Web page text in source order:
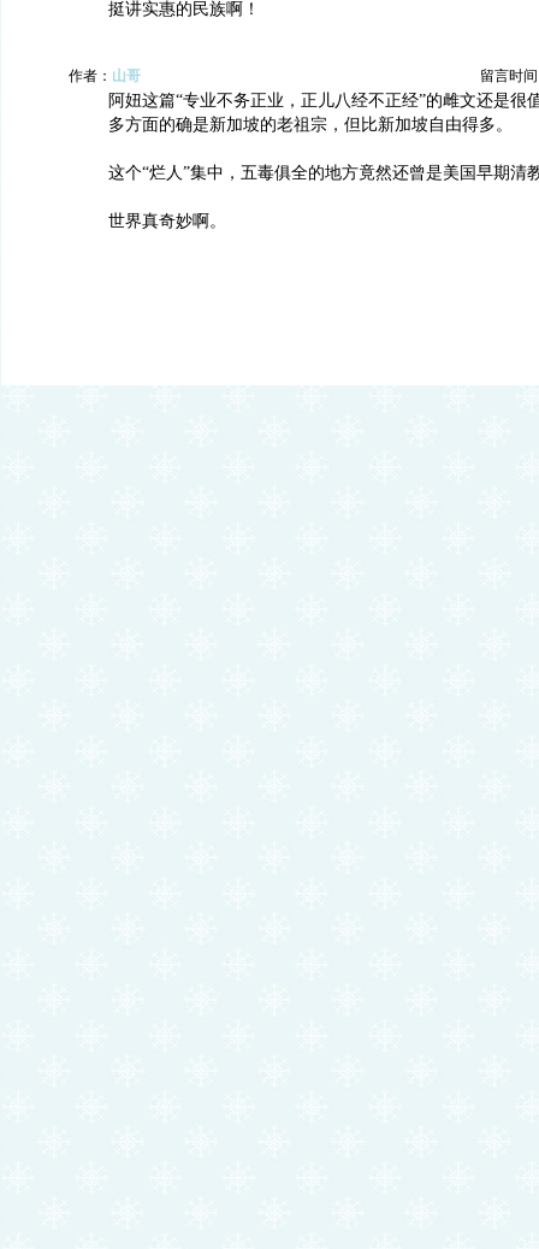
挺讲实惠的民族啊！
作者： 山哥 留言时间
阿妞这篇“专业不务正业，正儿八经不正经”的雌文还是很
多方面的确是新加坡的老祖宗，但比新加坡自由得多。
这个“烂人”集中，五毒俱全的地方竟然还曾是美国早期清
世界真奇妙啊。